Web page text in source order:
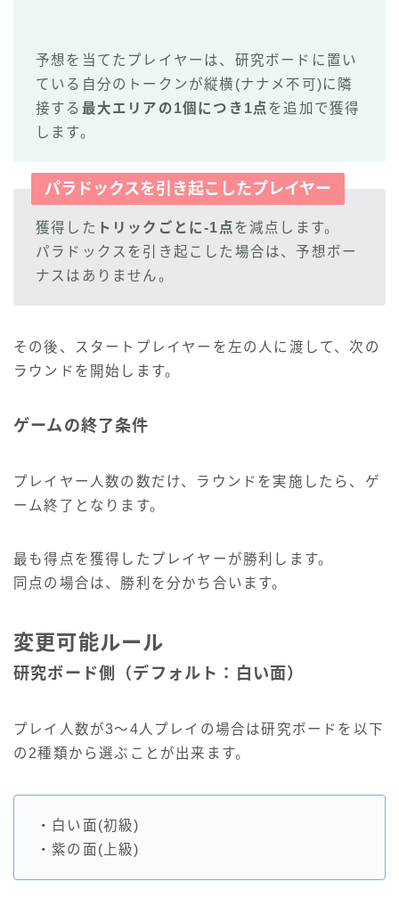
予想を当てたプレイヤーは、研究ボードに置い
ている自分のトークンが縦横(ナナメ不可)に隣
接する 最大エリアの1個につき1点を追加で獲得
します。
パラドックスを引き起こしたプレイヤー
獲得した トリックごとに-1点を減点します。
パラドックスを引き起こした場合は、予想ボー
ナスはありません。
その後、スタートプレイヤーを左の人に渡して、次の
ラウンドを開始します。
ゲームの終了条件
プレイヤー人数の数だけ、ラウンドを実施したら、ゲ
ーム終了となります。
最も得点を獲得したプレイヤーが勝利します。
同点の場合は、勝利を分かち合います。
変更可能ルール
研究ボード側（デフォルト：白い面）
プレイ人数が3～4人プレイの場合は研究ボードを以下
の2種類から選ぶことが出来ます。
・白い面(初級)
・紫の面(上級)